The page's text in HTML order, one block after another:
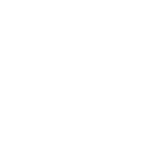
für Gewerbe
und private